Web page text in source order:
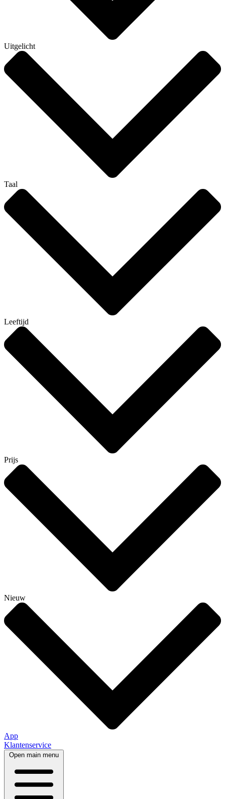
Uitgelicht
Taal
Leeftijd
Prijs
Nieuw
App
Klantenservice
Open main menu